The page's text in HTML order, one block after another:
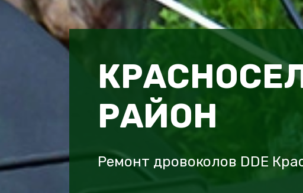
РАЙОН
Ремонт дровоколов DDE